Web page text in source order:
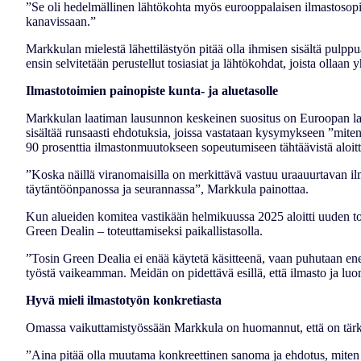
”Se oli hedelmällinen lähtökohta myös eurooppalaisen
kanavissaan.”
Markkulan mielestä lähettilästyön pitää olla ihmisen sisältä
ensin selvitetään perustellut tosiasiat ja lähtökohdat, joista ollaan
Ilmastotoimien painopiste kunta- ja aluetasolle
Markkulan laatiman lausunnon keskeinen suositus on Euroopan
sisältää runsaasti ehdotuksia, joissa vastataan kysymykseen
90 prosenttia ilmastonmuutokseen sopeutumiseen tähtäävistä
”Koska näillä viranomaisilla on merkittävä vastuu uraauurtavan
täytäntöönpanossa ja seurannassa”, Markkula painottaa.
Kun alueiden komitea vastikään helmikuussa 2025 aloitti uuden
Green Dealin – toteuttamiseksi paikallistasolla.
”Tosin Green Dealia ei enää käytetä käsitteenä, vaan puhutaan
työstä vaikeamman. Meidän on pidettävä esillä, että ilmasto ja
Hyvä mieli ilmastotyön konkretiasta
Omassa vaikuttamistyössään Markkula on huomannut, että on
”Aina pitää olla muutama konkreettinen sanoma ja ehdotus,